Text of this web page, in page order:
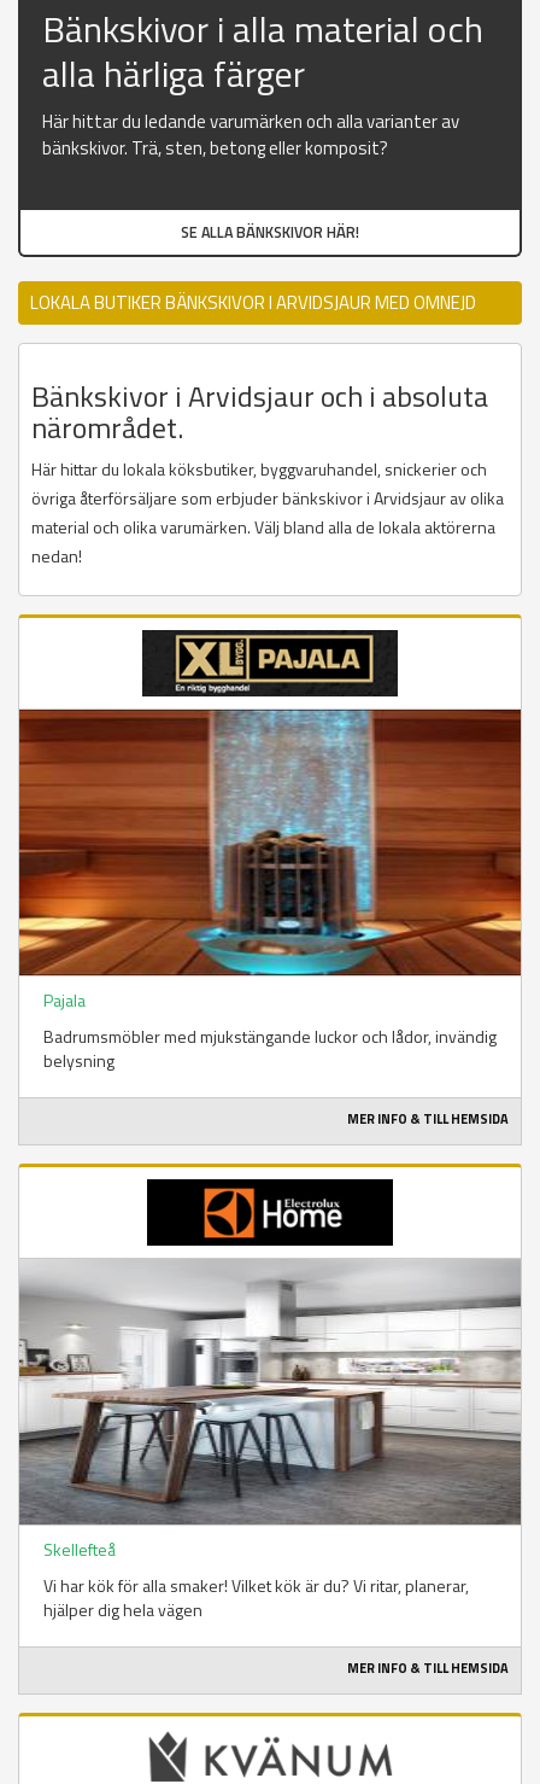
Bänkskivor i alla material och
alla härliga färger
Här hittar du ledande varumärken och alla varianter av
bänkskivor. Trä, sten, betong eller komposit?
SE ALLA BÄNKSKIVOR HÄR!
LOKALA BUTIKER BÄNKSKIVOR I ARVIDSJAUR MED OMNEJD
Bänkskivor i Arvidsjaur och i absoluta
närområdet.
Här hittar du lokala köksbutiker, byggvaruhandel, snickerier och
övriga återförsäljare som erbjuder bänkskivor i Arvidsjaur av olika
material och olika varumärken. Välj bland alla de lokala aktörerna
nedan!
Pajala
Badrumsmöbler med mjukstängande luckor och lådor, invändig
belysning
MER INFO & TILL HEMSIDA
Skellefteå
Vi har kök för alla smaker! Vilket kök är du? Vi ritar, planerar,
hjälper dig hela vägen
MER INFO & TILL HEMSIDA